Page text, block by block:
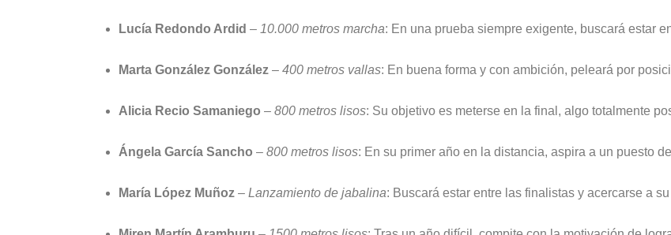
Lucía Redondo Ardid – 10.000 metros marcha: En una prueba siempre exigente, buscará estar
Marta González González – 400 metros vallas: En buena forma y con ambición, peleará por
Alicia Recio Samaniego – 800 metros lisos: Su objetivo es meterse en la final, algo totalmente
Ángela García Sancho – 800 metros lisos: En su primer año en la distancia, aspira a un puesto
María López Muñoz – Lanzamiento de jabalina: Buscará estar entre las finalistas y acercarse a